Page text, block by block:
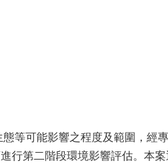
等可能影響之程度及範圍，經
行第二階段環境影響評估。本案